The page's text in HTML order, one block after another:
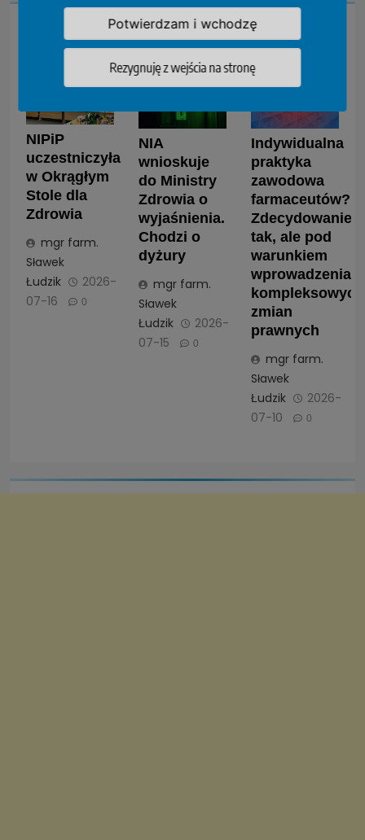
Potwierdzam i wchodzę
Rezygnuję z wejścia na stronę
Przeczytaj...
NIPiP
uczestniczyła
w Okrągłym
Stole dla
Zdrowia
mgr farm.
Sławek
Łudzik
2026-
07-16
0
NIA
wnioskuje
do Ministry
Zdrowia o
wyjaśnienia.
Chodzi o
dyżury
mgr farm.
Sławek
Łudzik
2026-
07-15
0
Indywidualna
praktyka
zawodowa
farmaceutów?
Zdecydowanie
tak, ale pod
warunkiem
wprowadzenia
kompleksowych
zmian
prawnych
mgr farm.
Sławek
Łudzik
2026-
07-10
0